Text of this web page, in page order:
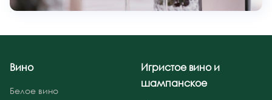
Вино
Белое вино
Игристое вино и
шампанское